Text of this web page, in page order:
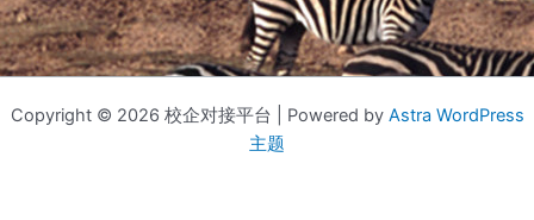
Copyright © 2026 校企对接平台 | Powered by Astra WordPress
主题